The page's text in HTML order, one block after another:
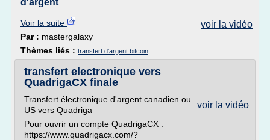
d'argent
voir la vidéo
Voir la suite
Par : mastergalaxy
Thèmes liés : transfert d'argent bitcoin
transfert electronique vers
QuadrigaCX finale
voir la vidéo
Transfert électronique d'argent canadien ou
US vers Quadriga
Pour ouvrir un compte QuadrigaCX :
https://www.quadrigacx.com/?